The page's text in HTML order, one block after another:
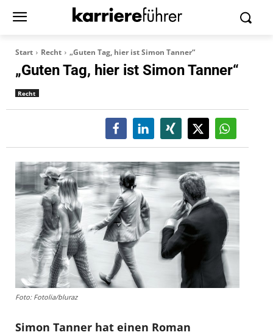
Start Recht „Guten Tag, hier ist Simon Tanner“
„Guten Tag, hier ist Simon Tanner“
Recht
Foto: Fotolia/bluraz
Simon Tanner hat einen Roman